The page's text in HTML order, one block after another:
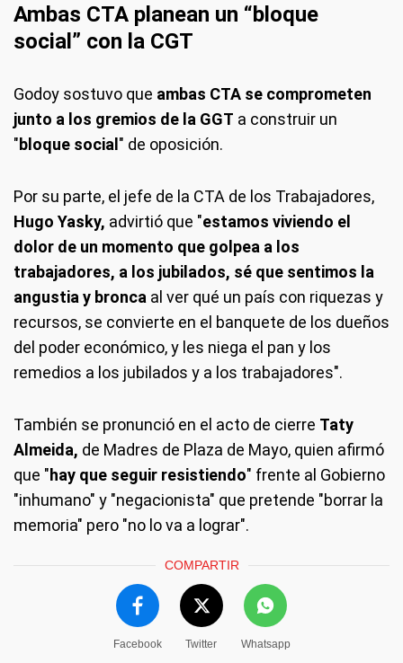
Ambas CTA planean un “bloque
social” con la CGT
Godoy sostuvo que ambas CTA se comprometen
junto a los gremios de la GGT a construir un
"bloque social" de oposición.
Por su parte, el jefe de la CTA de los Trabajadores,
Hugo Yasky, advirtió que "estamos viviendo el
dolor de un momento que golpea a los
trabajadores, a los jubilados, sé que sentimos la
angustia y bronca al ver qué un país con riquezas y
recursos, se convierte en el banquete de los dueños
del poder económico, y les niega el pan y los
remedios a los jubilados y a los trabajadores".
También se pronunció en el acto de cierre Taty
Almeida, de Madres de Plaza de Mayo, quien afirmó
que "hay que seguir resistiendo" frente al Gobierno
"inhumano" y "negacionista" que pretende "borrar la
memoria" pero "no lo va a lograr".
COMPARTIR
Facebook Twitter Whatsapp